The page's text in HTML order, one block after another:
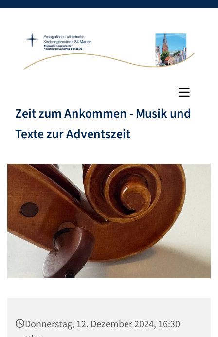
Zeit zum Ankommen - Musik und
Texte zur Adventszeit
Donnerstag, 12. Dezember 2024, 16:30